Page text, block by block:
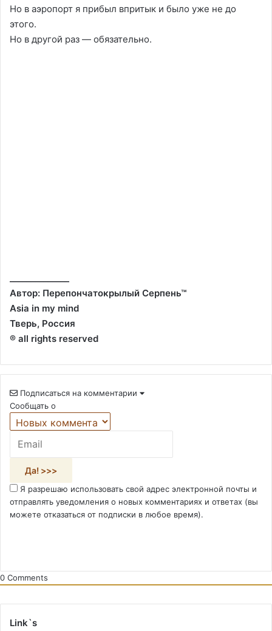
Но в аэропорт я прибыл впритык и было уже не до
этого.
Но в другой раз — обязательно.
Автор: Перепончатокрылый Серпень™
Asia in my mind
Тверь, Россия
® all rights reserved
Подписаться на комментарии
Сообщать о
Я разрешаю использовать свой адрес электронной почты и
отправлять уведомления о новых комментариях и ответах (вы
можете отказаться от подписки в любое время).
0 Comments
Link`s